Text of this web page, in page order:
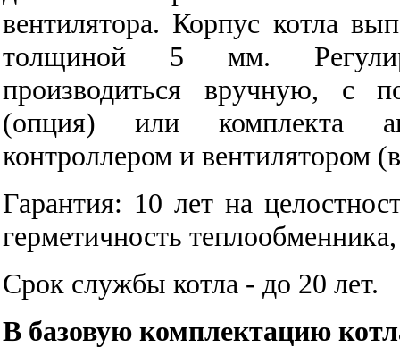
вентилятора. Корпус котла
толщиной 5 мм.
производиться вручную, с
(опция) или комплекта
контроллером и вентилятором
Гарантия: 10 лет на
герметичность
Срок службы котла - до 20 лет.
В базовую комплектацию